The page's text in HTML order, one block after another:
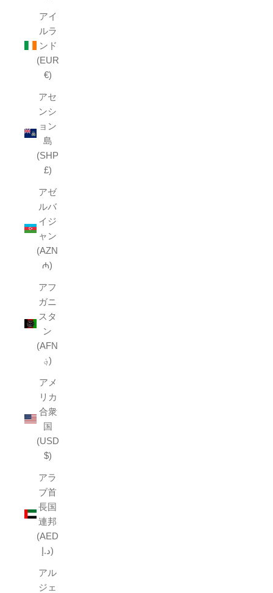
アイ
ルラ
ンド
(EUR
€)
アセ
ンシ
ョン
島
(SHP
£)
アゼ
ルバ
イジ
ャン
(AZN
₼)
アフ
ガニ
スタ
ン
(AFN
؋)
アメ
リカ
合衆
国
(USD
$)
アラ
ブ首
長国
連邦
(AED
د.إ)
アル
ジェ